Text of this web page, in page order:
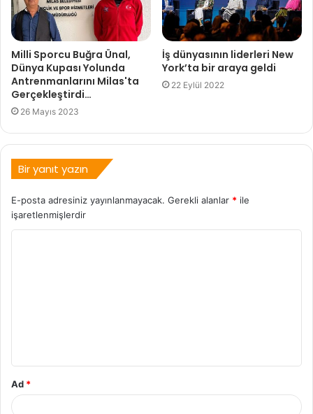
Milli Sporcu Buğra Ünal,
Dünya Kupası Yolunda
Antrenmanlarını Milas'ta
Gerçekleştirdi…
26 Mayıs 2023
İş dünyasının liderleri New
York’ta bir araya geldi
22 Eylül 2022
Bir yanıt yazın
E-posta adresiniz yayınlanmayacak. Gerekli alanlar * ile
işaretlenmişlerdir
Ad *